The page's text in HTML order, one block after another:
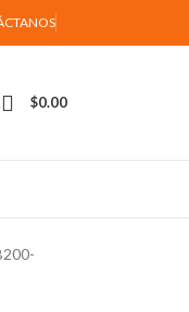
$0.00